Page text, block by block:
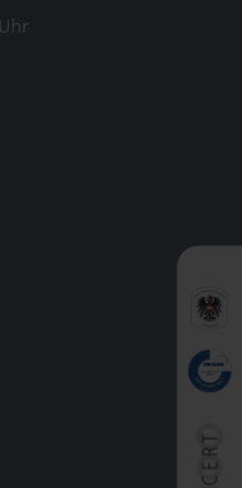
ist nur mit
über den Zugriff
Seite) auf dem Server
gehören nicht zu
sondern sind
zu
Eine bewusste
oder
findet nicht statt.
darauf hin, dass
Sicherheitslücken
vor dem Zugriff
kann.